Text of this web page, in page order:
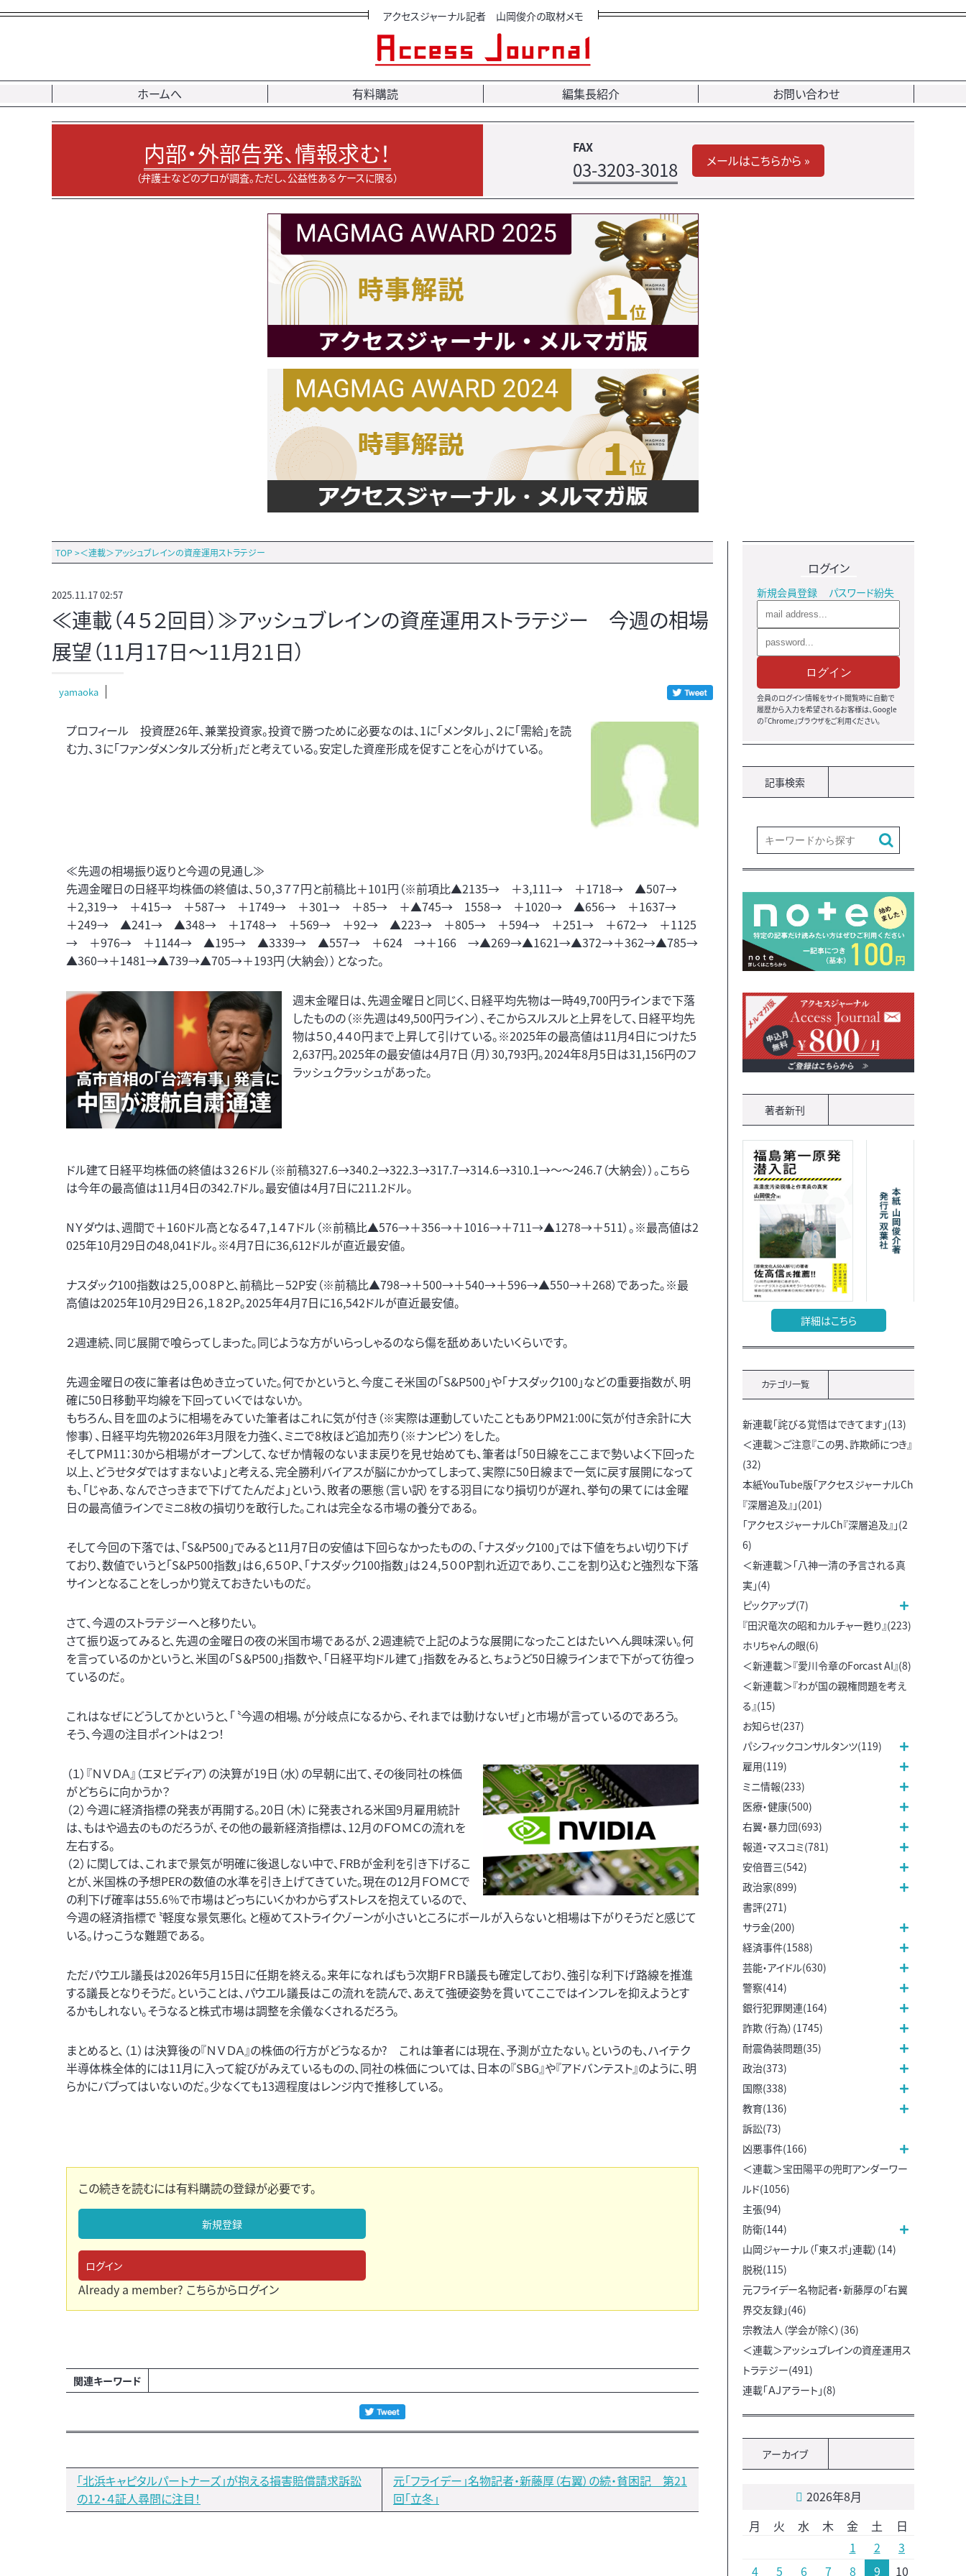
アクセスジャーナル記者 山岡俊介の取材メモ
ホームへ 有料購読 編集長紹介 お問い合わせ
内部・外部告発、情報求む！
（弁護士などのプロが調査。ただし、公益性あるケースに限る）
FAX
03-3203-3018 メールはこちらから »
TOP >＜連載＞アッシュブレインの資産運用ストラテジー
2025.11.17 02:57
≪連載（４５２回目）≫アッシュブレインの資産運用ストラテジー 今週の相場
展望（11月17日～11月21日）
yamaoka
プロフィール 投資歴26年、兼業投資家。投資で勝つために必要なのは、1に「メンタル」、２に「需給」を読
む力、３に「ファンダメンタルズ分析」だと考えている。安定した資産形成を促すことを心がけている。
≪先週の相場振り返りと今週の見通し≫
先週金曜日の日経平均株価の終値は、５０,３７７円と前稿比＋101円（※前項比▲2135→ ＋3,111→ ＋1718→ ▲507→
＋2,319→ ＋415→ ＋587→ ＋1749→ ＋301→ ＋85→ ＋▲745→ 1558→ ＋1020→ ▲656→ ＋1637→
＋249→ ▲241→ ▲348→ ＋1748→ ＋569→ ＋92→ ▲223→ ＋805→ ＋594→ ＋251→ ＋672→ ＋1125
→ ＋976→ ＋1144→ ▲195→ ▲3339→ ▲557→ ＋624 →＋166 →▲269→▲1621→▲372→＋362→▲785→
▲360→＋1481→▲739→▲705→＋193円（大納会））となった。
週末金曜日は、先週金曜日と同じく、日経平均先物は一時49,700円ラインまで下落
したものの（※先週は49,500円ライン）、そこからスルスルと上昇をして、日経平均先
物は５０,４４０円まで上昇して引けている。※2025年の最高値は11月4日につけた5
2,637円。2025年の最安値は4月7日（月）30,793円。2024年8月5日は31,156円のフ
ラッシュクラッシュがあった。
ドル建て日経平均株価の終値は３２６ドル（※前稿327.6→340.2→322.3→317.7→314.6→310.1→～～246.7（大納会））。こちら
は今年の最高値は11月4日の342.7ドル。最安値は4月7日に211.2ドル。
NＹダウは、週間で＋160ドル高となる４７,１４７ドル（※前稿比▲576→＋356→＋1016→＋711→▲1278→＋511）。※最高値は2
025年10月29日の48,041ドル。※4月7日に36,612ドルが直近最安値。
ナスダック100指数は２５,００８Pと、前稿比－52P安（※前稿比▲798→＋500→＋540→＋596→▲550→＋268）であった。※最
高値は2025年10月29日２６,１８２P。2025年4月7日に16,542ドルが直近最安値。
２週連続、同じ展開で喰らってしまった。同じような方がいらっしゃるのなら傷を舐めあいたいくらいです。
先週金曜日の夜に筆者は色めき立っていた。何でかというと、今度こそ米国の「S&P500」や「ナスダック100」などの重要指数が、明
確に50日移動平均線を下回っていくではないか。
もちろん、目を皿のように相場をみていた筆者はこれに気が付き（※実際は運動していたこともありPM21:00に気が付き余計に大
惨事）、日経平均先物2026年3月限を力強く、ミニで8枚ほど追加売り（※ナンピン）をした。
そしてPM11：30から相場がオープンして、なぜか情報のないまま戻りを見せ始めても、筆者は「50日線をここまで勢いよく下回った
以上、どうせタダではすまないよ」と考える、完全勝利バイアスが脳にかかってしまって、実際に50日線まで一気に戻す展開になって
も、「じゃあ、なんでさっきまで下げてたんだよ」という、敗者の悪態（言い訳）をする羽目になり損切りが遅れ、挙句の果てには金曜
日の最高値ラインでミニ8枚の損切りを敢行した。これは完全なる市場の養分である。
そして今回の下落では、「S&P500」でみると11月7日の安値は下回らなかったものの、「ナスダック100」では下値をちょい切り下げ
ており、数値でいうと「S&P500指数」は６,６５０P、「ナスダック100指数」は２４,５００P割れ近辺であり、ここを割り込むと強烈な下落
サインとなることをしっかり覚えておきたいものだ。
さて、今週のストラテジーへと移りたい。
さて振り返ってみると、先週の金曜日の夜の米国市場であるが、２週連続で上記のような展開になったことはたいへん興味深い。何
を言っているのかというと、米国の「S＆P500」指数や、「日経平均ドル建て」指数をみると、ちょうど50日線ラインまで下がって彷徨っ
ているのだ。
これはなぜにどうしてかというと、「〝今週の相場〟が分岐点になるから、それまでは動けないぜ」と市場が言っているのであろう。
そう、今週の注目ポイントは２つ！
（１）『ＮＶＤＡ』（エヌビディア）の決算が19日（水）の早朝に出て、その後同社の株価
がどちらに向かうか？
（２）今週に経済指標の発表が再開する。20日（木）に発表される米国9月雇用統計
は、もはや過去のものだろうが、その他の最新経済指標は、12月のＦＯＭＣの流れを
左右する。
（２）に関しては、これまで景気が明確に後退しない中で、FRBが金利を引き下げるこ
とが、米国株の予想PERの数値の水準を引き上げてきていた。現在の12月ＦＯＭＣで
の利下げ確率は55.6％で市場はどっちにいくかわからずストレスを抱えているので、
今週の経済指標で〝軽度な景気悪化〟と極めてストライクゾーンが小さいところにボールが入らないと相場は下がりそうだと感じて
いる。けっこうな難題である。
ただパウエル議長は2026年5月15日に任期を終える。来年になればもう次期ＦＲＢ議長も確定しており、強引な利下げ路線を推進
する議長となりそうだ。ということは、パウエル議長はこの流れを読んで、あえて強硬姿勢を貫いてここではインフレを抑えようとす
るかもしれない。そうなると株式市場は調整を余儀なくされるだろう。
まとめると、（１）は決算後の『ＮＶＤＡ』の株価の行方がどうなるか? これは筆者には現在、予測が立たない。というのも、ハイテク
半導体株全体的には11月に入って綻びがみえているものの、同社の株価については、日本の『SBG』や『アドバンテスト』のように、明
らかにバブってはいないのだ。少なくても13週程度はレンジ内で推移している。
この続きを読むには有料購読の登録が必要です。
新規登録
ログイン
Already a member? こちらからログイン
関連キーワード
「北浜キャピタルパートナーズ」が抱える損害賠償請求訴訟
の12・４証人尋問に注目！
元「フライデー」名物記者・新藤厚（右翼）の続・貧困記 第21
回「立冬」
ログイン
新規会員登録 パスワード紛失
ログイン
会員のログイン情報をサイト閲覧時に自動で
履歴から入力を希望されるお客様は、Google
の『Chrome』ブラウザをご利用ください。
記事検索
著者新刊
詳細はこちら
カテゴリ一覧
新連載「詫びる覚悟はできてます」(13)
＜連載＞ご注意『この男、詐欺師につき』
(32)
本紙YouTube版「アクセスジャーナルCh
『深層追及』」(201)
「アクセスジャーナルCh『深層追及』」(2
6)
＜新連載＞「八神一清の予言される真
実」(4)
ピックアップ(7)
『田沢竜次の昭和カルチャー甦り』(223)
ホリちゃんの眼(6)
＜新連載＞『愛川令章のForcast AI』(8)
＜新連載＞『わが国の親権問題を考え
る』(15)
お知らせ(237)
パシフィックコンサルタンツ(119)
雇用(119)
ミニ情報(233)
医療・健康(500)
右翼・暴力団(693)
報道・マスコミ(781)
安倍晋三(542)
政治家(899)
書評(271)
サラ金(200)
経済事件(1588)
芸能・アイドル(630)
警察(414)
銀行犯罪関連(164)
詐欺（行為）(1745)
耐震偽装問題(35)
政治(373)
国際(338)
教育(136)
訴訟(73)
凶悪事件(166)
＜連載＞宝田陽平の兜町アンダーワー
ルド(1056)
主張(94)
防衛(144)
山岡ジャーナル（「東スポ」連載）(14)
脱税(115)
元フライデー名物記者・新藤厚の「右翼
界交友録」(46)
宗教法人（学会が除く）(36)
＜連載＞アッシュブレインの資産運用ス
トラテジー(491)
連載「ＡＪアラート」(8)
アーカイブ
2026年8月
月
火 水 木 金 土
日
1
2
3
4
5 6 7 8 9 10